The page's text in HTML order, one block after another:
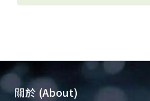
關於 (About)